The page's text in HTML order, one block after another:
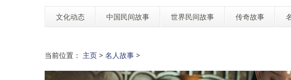
文化动态 中国民间故事 世界民间故事 传奇故事
当前位置： 主页 > 名人故事 >